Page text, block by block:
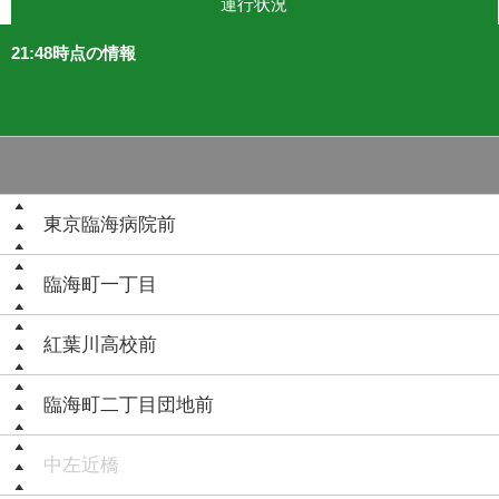
運行状況
21:48時点の情報
東京臨海病院前
臨海町一丁目
紅葉川高校前
臨海町二丁目団地前
中左近橋